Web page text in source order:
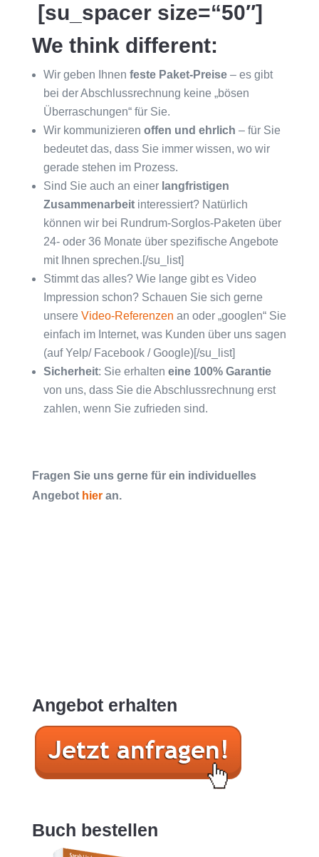
[su_spacer size=“50″]
We think different:
Wir geben Ihnen feste Paket-Preise– es gibt
bei der Abschlussrechnung keine „bösen
Überraschungen“ für Sie.
Wir kommunizieren offen und ehrlich – für Sie
bedeutet das, dass Sie immer wissen, wo wir
gerade stehen im Prozess.
Sind Sie auch an einer langfristigen
Zusammenarbeitinteressiert? Natürlich
können wir bei Rundrum-Sorglos-Paketen über
24- oder 36 Monate über spezifische Angebote
mit Ihnen sprechen.[/su_list]
Stimmt das alles? Wie lange gibt es Video
Impression schon? Schauen Sie sich gerne
unsere Video-Referenzen an oder „googlen“ Sie
einfach im Internet, was Kunden über uns sagen
(auf Yelp/ Facebook / Google)[/su_list]
Sicherheit: Sie erhalten eine 100% Garantie
von uns, dass Sie die Abschlussrechnung erst
zahlen, wenn Sie zufrieden sind.
Fragen Sie uns gerne für ein individuelles
Angebot hieran.
Angebot erhalten
Buch bestellen